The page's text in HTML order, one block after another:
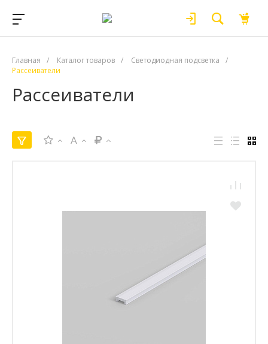
Главная / Каталог товаров / Светодиодная подсветка
/
Рассеиватели
Рассеиватели
A